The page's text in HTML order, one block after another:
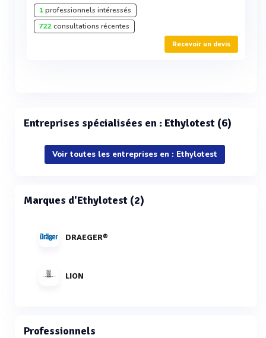
1professionnels intéressés
722consultations récentes
Recevoir un devis
Entreprises spécialisées en : Ethylotest (6)
Voir toutes les entreprises en : Ethylotest
Marques d'Ethylotest (2)
DRAEGER®
LION
Professionnels